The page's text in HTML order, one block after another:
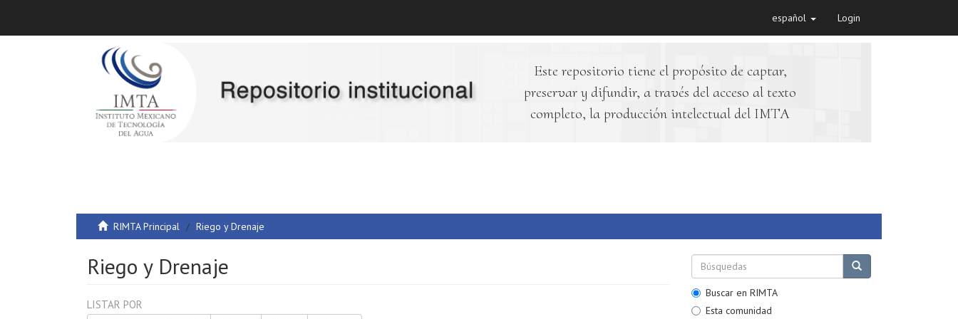
español Login
Este repositorio tiene el propósito de captar,
preservar y difundir, a través del acceso al texto
completo, la producción intelectual del IMTA
RIMTA Principal Riego y Drenaje
Riego y Drenaje
LISTAR POR
Buscar en RIMTA
Esta comunidad